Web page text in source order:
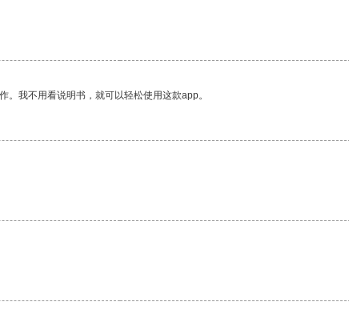
我不用看说明书，就可以轻松使用这款app。